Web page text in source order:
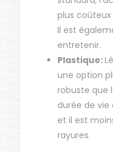
plus
Il est
entretenir.
Plastique:
une option
robuste que
durée de
et il est
rayures.